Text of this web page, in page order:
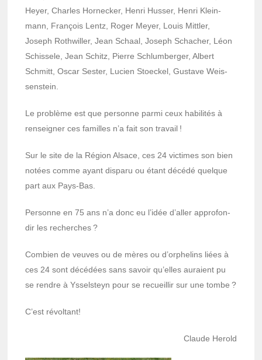
Heyer, Charles Horne­cker, Henri Husser, Henri Klein­
mann, François Lentz, Roger Meyer, Louis Mittler,
Joseph Roth­willer, Jean Schaal, Joseph Scha­cher, Léon
Schis­sele, Jean Schitz, Pierre Schlum­ber­ger, Albert
Schmitt, Oscar Sester, Lucien Stoe­ckel, Gustave Weis­
sen­stein.
Le problème est que personne parmi ceux habi­li­tés à
rensei­gner ces familles n’a fait son travail !
Sur le site de la Région Alsace, ces 24 victimes son bien
notées comme ayant disparu ou étant décédé quelque
part aux Pays-Bas.
Personne en 75 ans n’a donc eu l’idée d’al­ler appro­fon­
dir les recherches ?
Combien de veuves ou de mères ou d’or­phe­lins liées à
ces 24 sont décé­dées sans savoir qu’elles auraient pu
se rendre à Yssel­steyn pour se recueillir sur une tombe ?
C’est révol­tant!
Claude Herold